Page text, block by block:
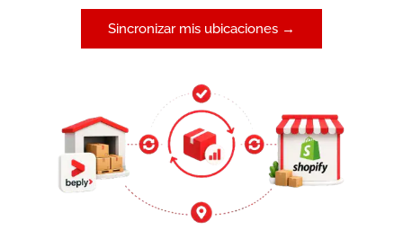
Sincronizar mis ubicaciones →